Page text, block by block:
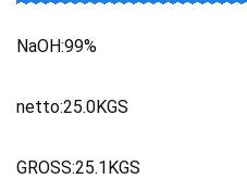
NaOH:99%
netto:25.0KGS
GROSS:25.1KGS